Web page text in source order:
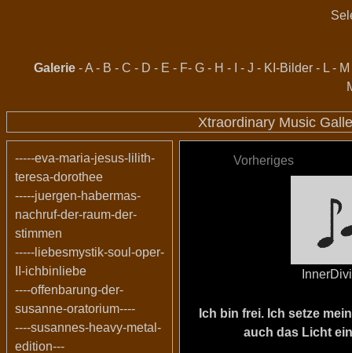
Galerie -A - B - C - D - E - F- G - H - - J - KI-Bilder - L - M
Xtraordinary Music
-----eva-maria-jesus-lilith-
teresa-dorothee
-----juergen-habermas-
nachruf-der-raum-der-
stimmen
-----liebesmystik-soul-oper-
II-ichbinliebe
----offenbarung-der-
susanne-oratorium----
----susannes-heavy-metal-
edition---
Vorheriges
Ich bin frei. Ich setze
auch das Licht